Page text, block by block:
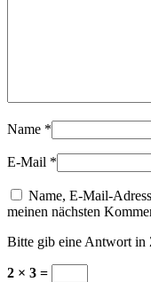
Name *
E-Mail *
Name, E-Mail-
meinen nächsten
Bitte gib eine Antwort in
2 × 3 =